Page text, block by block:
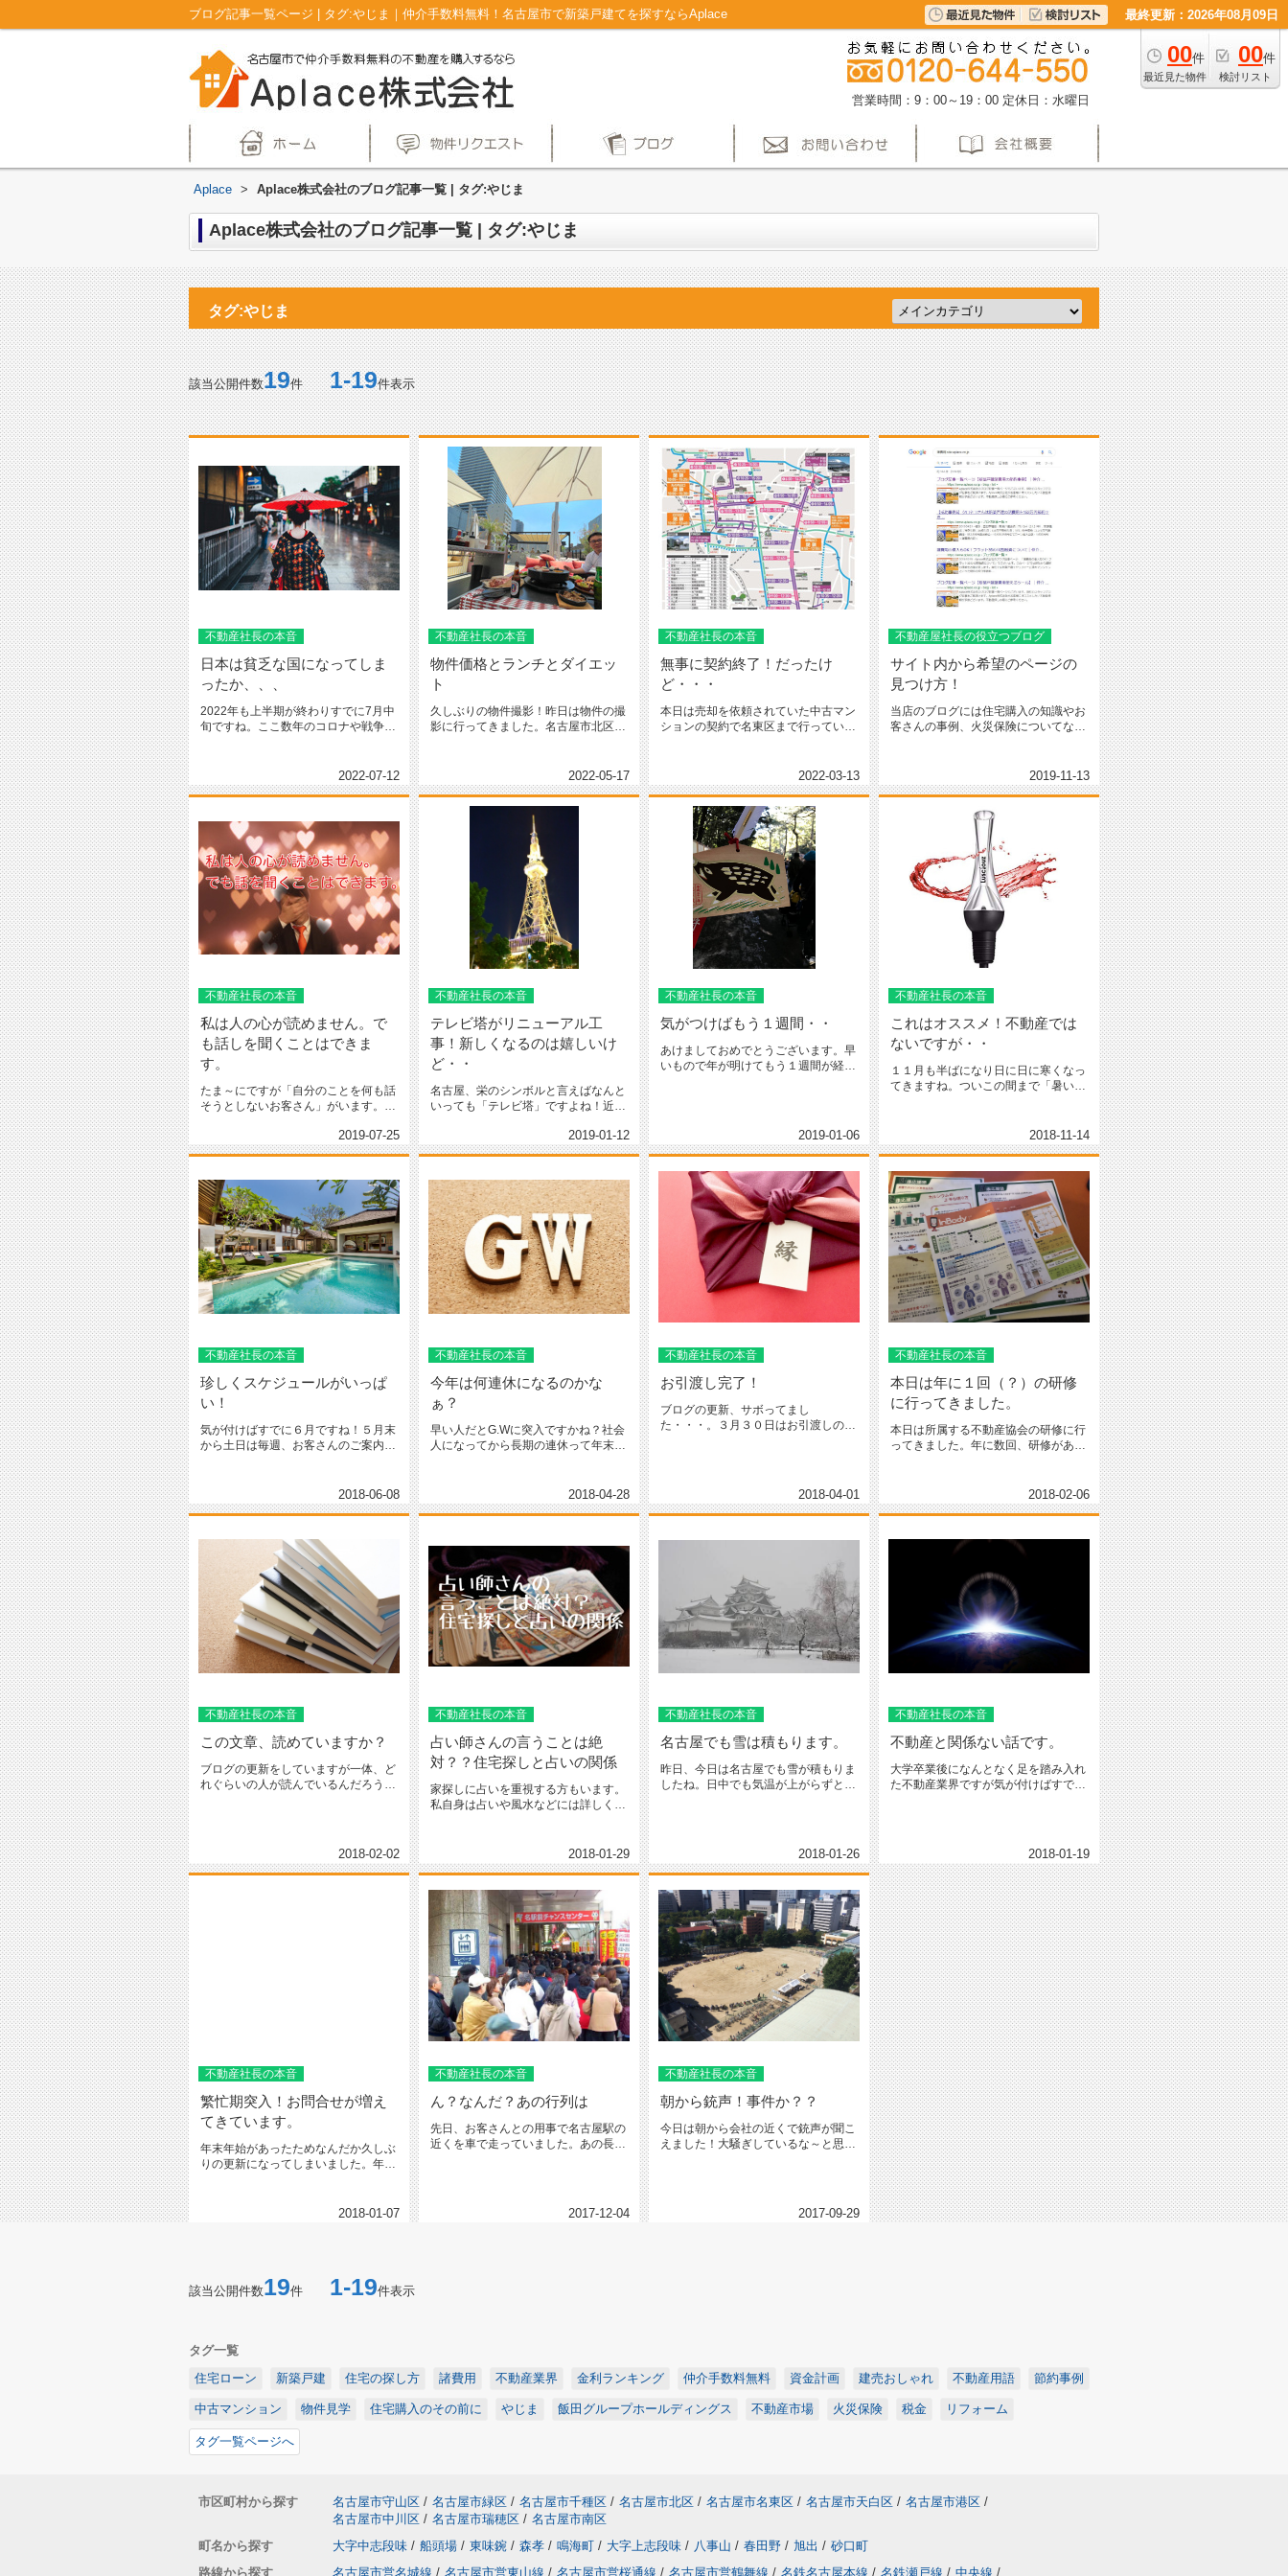
ブログ記事一覧ページ | タグ:やじま｜仲介手数料無料！名古屋市で新築戸建てを探すならAplace 最終更新：2026年08月09日
00件
最近見た物件
00件
検討リスト
営業時間：9：00～19：00 定休日：水曜日
Aplace > Aplace株式会社のブログ記事一覧 | タグ:やじま
Aplace株式会社のブログ記事一覧 | タグ:やじま
タグ:やじま
該当公開件数19件1-19件表示
不動産社長の本音
日本は貧乏な国になってしま
ったか、、、
2022年も上半期が終わりすでに7月中
旬ですね。ここ数年のコロナや戦争に
2022-07-12
不動産社長の本音
物件価格とランチとダイエッ
ト
久しぶりの物件撮影！昨日は物件の撮
影に行ってきました。名古屋市北区を
2022-05-17
不動産社長の本音
無事に契約終了！だったけ
ど・・・
本日は売却を依頼されていた中古マン
ションの契約で名東区まで行っていま
2022-03-13
不動産屋社長の役立つブログ
サイト内から希望のページの
見つけ方！
当店のブログには住宅購入の知識やお
客さんの事例、火災保険についてなど
2019-11-13
不動産社長の本音
私は人の心が読めません。で
も話しを聞くことはできま
す。
たま～にですが「自分のことを何も話
そうとしないお客さん」がいます。そ
2019-07-25
不動産社長の本音
テレビ塔がリニューアル工
事！新しくなるのは嬉しいけ
ど・・
名古屋、栄のシンボルと言えばなんと
いっても「テレビ塔」ですよね！近く
2019-01-12
不動産社長の本音
気がつけばもう１週間・・
あけましておめでとうございます。早
いもので年が明けてもう１週間が経と
2019-01-06
不動産社長の本音
これはオススメ！不動産では
ないですが・・
１１月も半ばになり日に日に寒くなっ
てきますね。ついこの間まで「暑い、
2018-11-14
不動産社長の本音
珍しくスケジュールがいっぱ
い！
気が付けばすでに６月ですね！５月末
から土日は毎週、お客さんのご案内や
2018-06-08
不動産社長の本音
今年は何連休になるのかな
ぁ？
早い人だとG.Wに突入ですかね？社会
人になってから長期の連休って年末年
2018-04-28
不動産社長の本音
お引渡し完了！
ブログの更新、サボってまし
た・・・。３月３０日はお引渡しのた
2018-04-01
不動産社長の本音
本日は年に１回（？）の研修
に行ってきました。
本日は所属する不動産協会の研修に行
ってきました。年に数回、研修がある
2018-02-06
不動産社長の本音
この文章、読めていますか？
ブログの更新をしていますが一体、ど
れぐらいの人が読んでいるんだろうと
2018-02-02
不動産社長の本音
占い師さんの言うことは絶
対？？住宅探しと占いの関係
家探しに占いを重視する方もいます。
私自身は占いや風水などには詳しくは
2018-01-29
不動産社長の本音
名古屋でも雪は積もります。
昨日、今日は名古屋でも雪が積もりま
したね。日中でも気温が上がらずとっ
2018-01-26
不動産社長の本音
不動産と関係ない話です。
大学卒業後になんとなく足を踏み入れ
た不動産業界ですが気が付けばすでに
2018-01-19
不動産社長の本音
繁忙期突入！お問合せが増え
てきています。
年末年始があったためなんだか久しぶ
りの更新になってしまいました。年末
2018-01-07
不動産社長の本音
ん？なんだ？あの行列は
先日、お客さんとの用事で名古屋駅の
近くを車で走っていました。あの長い
2017-12-04
不動産社長の本音
朝から銃声！事件か？？
今日は朝から会社の近くで銃声が聞こ
えました！大騒ぎしているな～と思っ
2017-09-29
該当公開件数19件 1-19件表示
タグ一覧
住宅ローン
新築戸建 住宅の探し方 諸費用 不動産業界 金利ランキング 仲介手数料無料 資金計画 建売おしゃれ 不動産用語 節約事例
中古マンション 物件見学 住宅購入のその前に やじま 飯田グループホールディングス 不動産市場 火災保険 税金 リフォーム
タグ一覧ページへ
市区町村から探す 名古屋市守山区 / 名古屋市緑区 / 名古屋市千種区 / 名古屋市北区 / 名古屋市名東区 / 名古屋市天白区 / 名古屋市港区 /
名古屋市中川区 / 名古屋市瑞穂区 / 名古屋市南区
町名から探す
大字中志段味 / 船頭場 / 東味鋺 / 森孝 / 鳴海町 / 大字上志段味 / 八事山 / 春田野 / 旭出 / 砂口町
路線から探す
名古屋市営名城線 / 名古屋市営東山線 / 名古屋市営桜通線 / 名古屋市営鶴舞線 / 名鉄名古屋本線 / 名鉄瀬戸線 / 中央線 /